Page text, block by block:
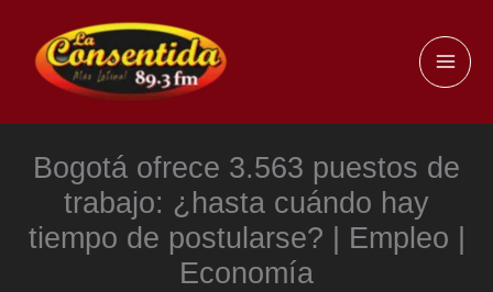
contenido
Bogotá ofrece 3.563 puestos de
trabajo: ¿hasta cuándo hay
tiempo de postularse? | Empleo |
Economía